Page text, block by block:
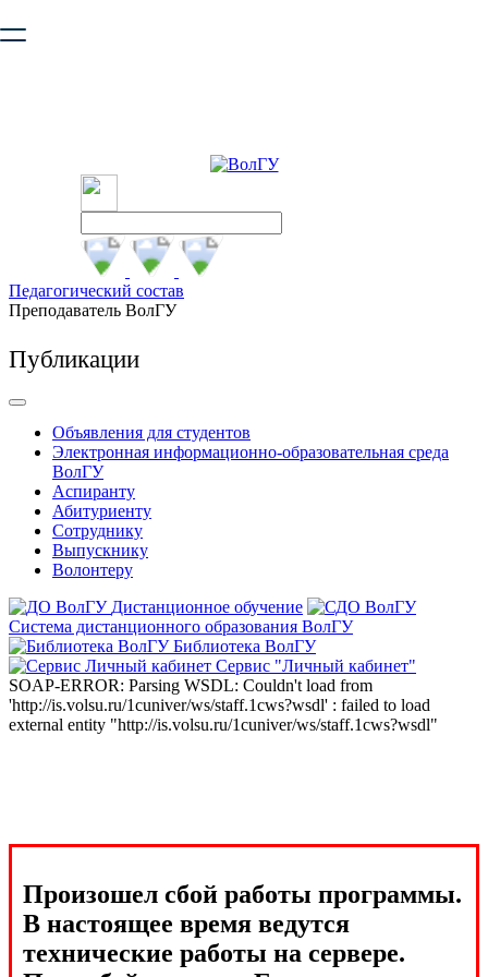
безопасную работу с сайтом. Пожалуйста
Педагогический состав
Преподаватель ВолГУ
Публикации
Объявления для студентов
Электронная информационно-образовательная среда
ВолГУ
Аспиранту
Абитуриенту
Сотруднику
Выпускнику
Волонтеру
Дистанционное обучение
Система дистанционного образования ВолГУ
Библиотека ВолГУ
Сервис "Личный кабинет"
SOAP-ERROR: Parsing WSDL: Couldn't load from
'http://is.volsu.ru/1cuniver/ws/staff.1cws?wsdl' : failed to load
external entity "http://is.volsu.ru/1cuniver/ws/staff.1cws?wsdl"
Произошел сбой работы программы.
В настоящее время ведутся
технические работы на сервере.